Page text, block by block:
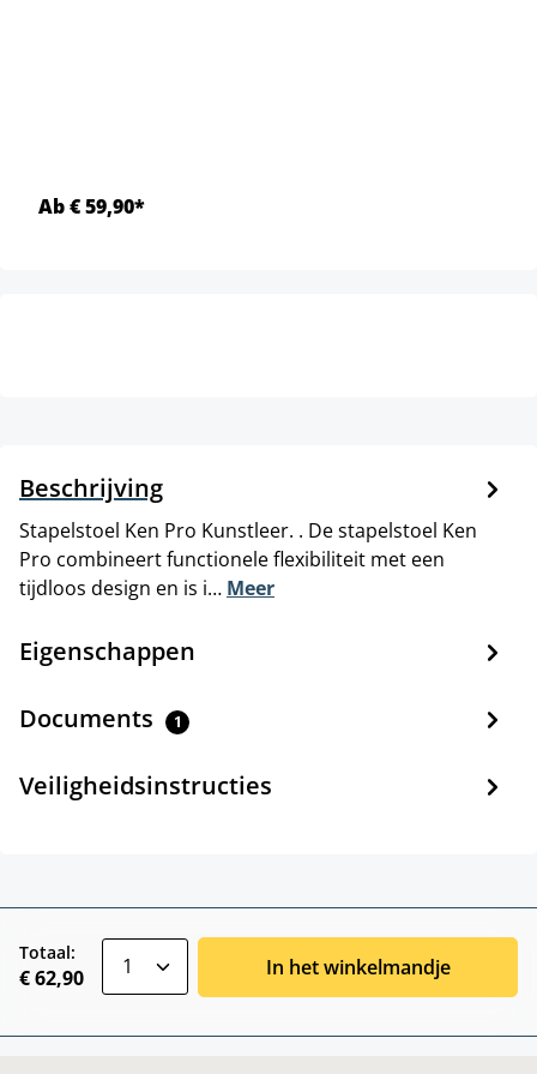
Ab € 59,90*
Beschrijving
Stapelstoel Ken Pro Kunstleer. . De stapelstoel Ken
Pro combineert functionele flexibiliteit met een
tijdloos design en is i… Meer
Eigenschappen
Documents 1
Veiligheidsinstructies
Totaal:
€ 62,90 In het winkelmandje